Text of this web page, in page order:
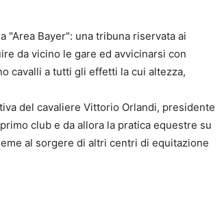
"Area Bayer": una tribuna riservata ai
da vicino le gare ed avvicinarsi con
cavalli a tutti gli effetti la cui altezza,
del cavaliere Vittorio Orlandi, presidente
club e da allora la pratica equestre su
al sorgere di altri centri di equitazione